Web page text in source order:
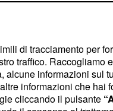
di tracciamento per
traffico. Raccogliamo
informazioni sul
informazioni che
cliccando il pulsante